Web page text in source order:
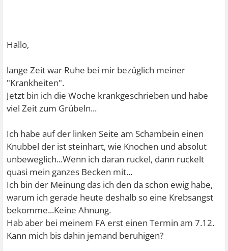
Hallo,
lange Zeit war Ruhe bei mir bezüglich meiner
"Krankheiten".
Jetzt bin ich die Woche krankgeschrieben und habe
viel Zeit zum Grübeln...
Ich habe auf der linken Seite am Schambein einen
Knubbel der ist steinhart, wie Knochen und absolut
unbeweglich...Wenn ich daran ruckel, dann ruckelt
quasi mein ganzes Becken mit...
Ich bin der Meinung das ich den da schon ewig habe,
warum ich gerade heute deshalb so eine Krebsangst
bekomme...Keine Ahnung.
Hab aber bei meinem FA erst einen Termin am 7.12.
Kann mich bis dahin jemand beruhigen?